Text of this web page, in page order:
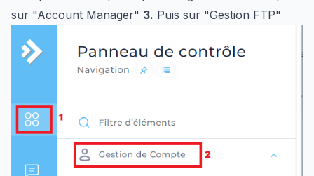
sur "Account Manager" 3. Puis sur "Gestion FTP"